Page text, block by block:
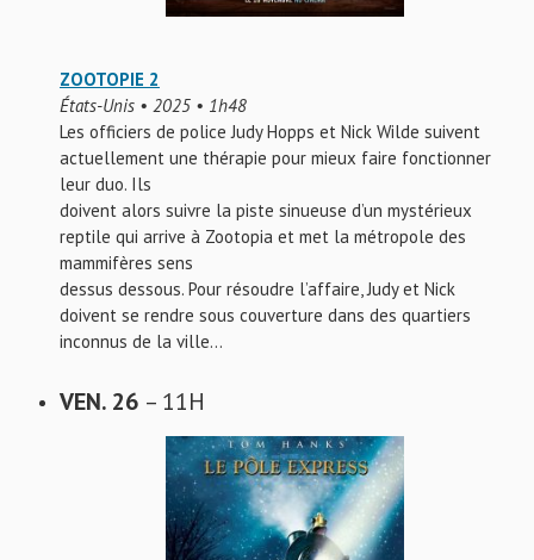
ZOOTOPIE 2
États-Unis • 2025 • 1h48
Les officiers de police Judy Hopps et Nick Wilde suivent
actuellement une thérapie pour mieux faire fonctionner
leur duo. Ils
doivent alors suivre la piste sinueuse d’un mystérieux
reptile qui arrive à Zootopia et met la métropole des
mammifères sens
dessus dessous. Pour résoudre l’affaire, Judy et Nick
doivent se rendre sous couverture dans des quartiers
inconnus de la ville…
VEN. 26 – 11H